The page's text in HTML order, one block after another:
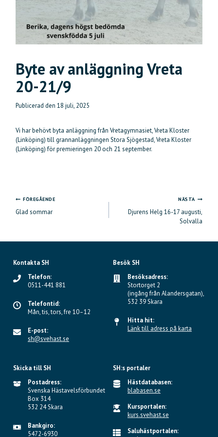
Byte av anläggning Vreta
20-21/9
Publicerad den 18 juli, 2025
Vi har behövt byta anläggning från Vretagymnasiet, Vreta Kloster
(Linköping) till grannanläggningen Stora Sjögestad, Vreta Kloster
(Linköping) för premieringen 20 och 21 september.
Inläggsnavigering
FÖREGÅENDE
Glad sommar
NÄSTA
Djurens Helg 16-17 augusti,
Solvalla
Kontakta SH
Telefon:
0511-441 881
Telefontid:
Mån, tis, tors, fre 10–12
E-post:
sh@svehast.se
Besök SH
Besöksadress:
Stortorget 2
(ingång från Alandersgatan),
532 39 Skara
Hitta hit:
Länk till adress på karta
Skicka till SH
Postadress:
Svenska Hästavelsförbundet
Box 314
532 24 Skara
Bankgiro:
5472-6930
SH:s portaler
Hästdatabasen:
blabasen.se
Kursportalen:
kurs.svehast.se
Saluhästportalen: